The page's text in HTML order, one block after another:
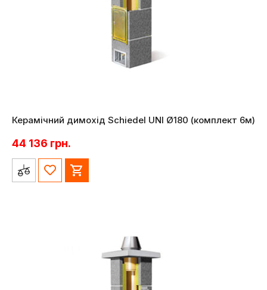
Керамічний димохід Schiedel UNI Ø180 (комплект 6м)
44 136 грн.